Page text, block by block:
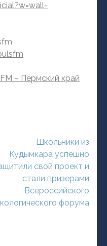
– Пермский край
Школьники из
Кудымкара успешно
свой проект и
стали призерами
Всероссийского
форума